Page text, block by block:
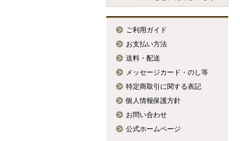
ご利用ガイド
お支払い方法
送料・配送
メッセージカード・のし等
特定商取引に関する表記
個人情報保護方針
お問い合わせ
公式ホームページ